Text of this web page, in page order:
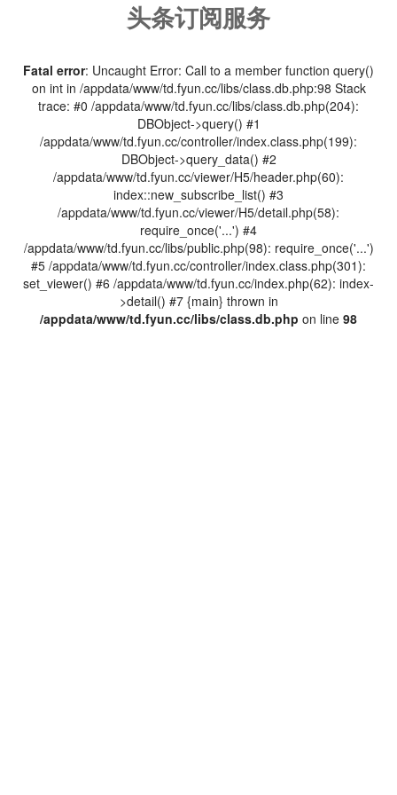
头条订阅服务
Fatal error: Uncaught Error: Call to a member function query()
on int in /appdata/www/td.fyun.cc/libs/class.db.php:98 Stack
trace: #0 /appdata/www/td.fyun.cc/libs/class.db.php(204):
DBObject->query() #1
/appdata/www/td.fyun.cc/controller/index.class.php(199):
DBObject->query_data() #2
/appdata/www/td.fyun.cc/viewer/H5/header.php(60):
index::new_subscribe_list() #3
/appdata/www/td.fyun.cc/viewer/H5/detail.php(58):
require_once('...') #4
/appdata/www/td.fyun.cc/libs/public.php(98): require_once('...')
#5 /appdata/www/td.fyun.cc/controller/index.class.php(301):
set_viewer() #6 /appdata/www/td.fyun.cc/index.php(62): index-
>detail() #7 {main} thrown in
/appdata/www/td.fyun.cc/libs/class.db.php on line 98